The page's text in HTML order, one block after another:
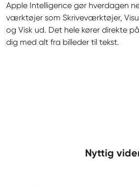
Apple Intelligence gør hverdagen
værktøjer som Skriveværktøjer,
og Visk ud. Det hele kører direkte
dig med alt fra billeder til tekst.
Nyttig